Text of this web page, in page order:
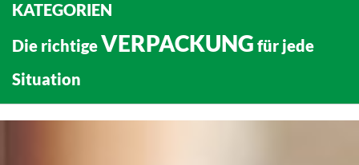
KATEGORIEN
Die richtigeVERPACKUNG für jede
Situation